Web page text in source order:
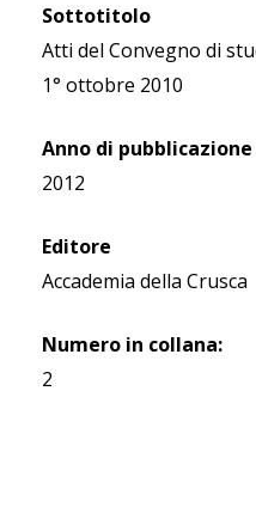
Sottotitolo
Atti del Convegno di
1° ottobre 2010
Anno di pubblicazione
2012
Editore
Accademia della Crusca
Numero in collana:
2